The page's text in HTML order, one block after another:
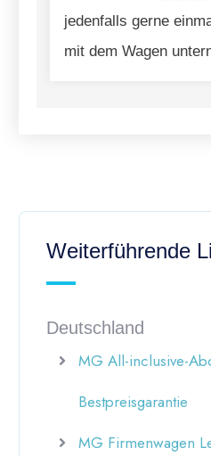
jedenfalls gerne
mit dem Wagen
Weiterführende
Deutschland
MG All-inclusive-
Bestpreisgarantie
MG Firmenwagen